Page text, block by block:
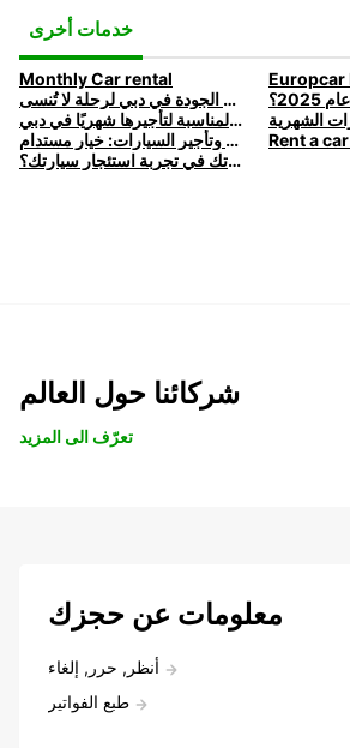
خدمات أخرى
Monthly Car rental
Europcar
اختر خدمة تأجير سيارات شهرية عالية الجودة في دبي لرحلة لا تُنسى
كيفية اختيار السيارة المناسبة لتأجيرها شهريًا في دبي
الشهرية
السيارات الكهربائية وتأجير السيارات: خيار مستدام
Rent a
كيف يمكننا مساعدتك في تجربة استئجار سيارتك؟
شركائنا حول العالم
تعرّف الى المزيد
معلومات عن حجزك
أنظر, حرر, إلغاء
طبع الفواتير